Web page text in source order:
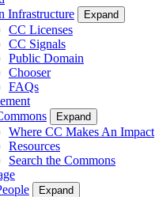
Infrastructure
Expand
CC Licenses
CC Signals
Public Domain
Chooser
FAQs
Expand
Where CC Makes An Impact
Resources
Search the Commons
Expand